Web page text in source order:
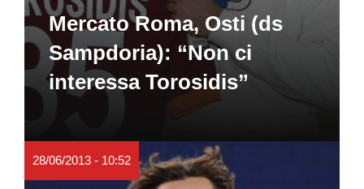
Mercato Roma, Osti (ds
Sampdoria): “Non ci
interessa Torosidis”
28/06/2013 - 10:52